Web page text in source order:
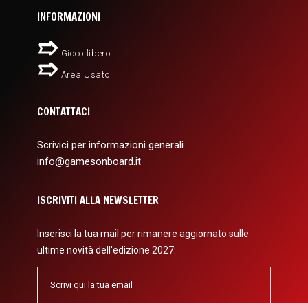
INFORMAZIONI
Gioco libero
Area Usato
CONTATTACI
Scrivici per informazioni generali
info@gamesonboard.it
ISCRIVITI ALLA NEWSLETTER
Inserisci la tua mail per rimanere aggiornato sulle
ultime novità dell'edizione 2027: